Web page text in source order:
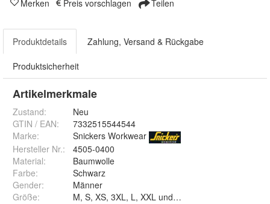
Merken Preis vorschlagen Teilen
Produktdetails Zahlung, Versand & Rückgabe
Produktsicherheit
Artikelmerkmale
Zustand:
Neu
GTIN / EAN:
7332515544544
Marke:
Snickers Workwear
Hersteller Nr.:
4505-0400
Material:
Baumwolle
Farbe:
Schwarz
Gender:
Männer
Größe: M, S, XS, 3XL, L, XXL und XL